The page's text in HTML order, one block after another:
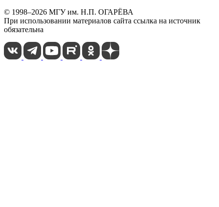
© 1998–2026 МГУ им. Н.П. ОГАРЁВА
При использовании материалов сайта ссылка на источник
обязательна